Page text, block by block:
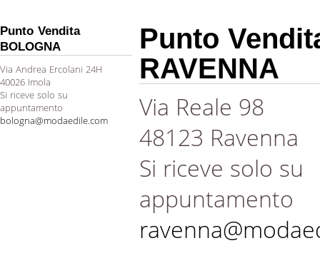
Punto Vendita
BOLOGNA
Via Andrea Ercolani 24H
40026 Imola
Si riceve solo su
appuntamento
bologna@modaedile.com
Punto
RAVENNA
Via Reale 98
48123 Ravenna
Si riceve solo su
appuntamento